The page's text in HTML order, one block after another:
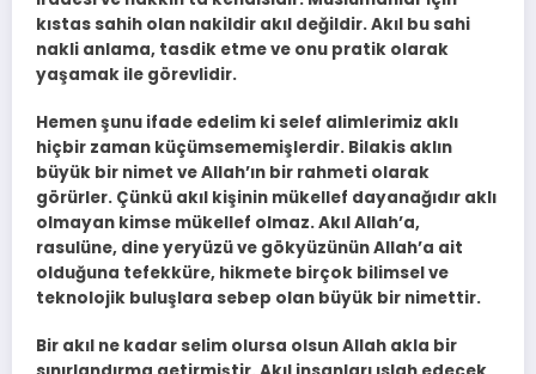
kıstas sahih olan nakildir akıl değildir. Akıl bu sahi
nakli anlama, tasdik etme ve onu pratik olarak
yaşamak ile görevlidir.
Hemen şunu ifade edelim ki selef alimlerimiz aklı
hiçbir zaman küçümsememişlerdir. Bilakis aklın
büyük bir nimet ve Allah’ın bir rahmeti olarak
görürler. Çünkü akıl kişinin mükellef dayanağıdır aklı
olmayan kimse mükellef olmaz. Akıl Allah’a,
rasulüne, dine yeryüzü ve gökyüzünün Allah’a ait
olduğuna tefekküre, hikmete birçok bilimsel ve
teknolojik buluşlara sebep olan büyük bir nimettir.
Bir akıl ne kadar selim olursa olsun Allah akla bir